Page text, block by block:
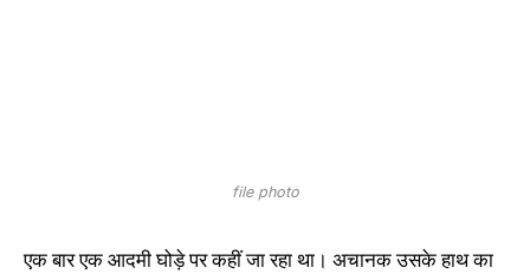
file photo
एक बार एक आदमी घोड़े पर कहीं जा रहा था। अचानक उसके हाथ का